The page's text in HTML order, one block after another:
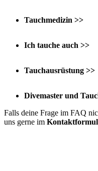
Tauchmedizin >>
Ich tauche auch >>
Tauchausrüstung >>
Divemaster und
Falls deine Frage im FAQ
uns gerne im